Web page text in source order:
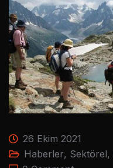
26 Ekim 2021
Haberler, Sektörel,